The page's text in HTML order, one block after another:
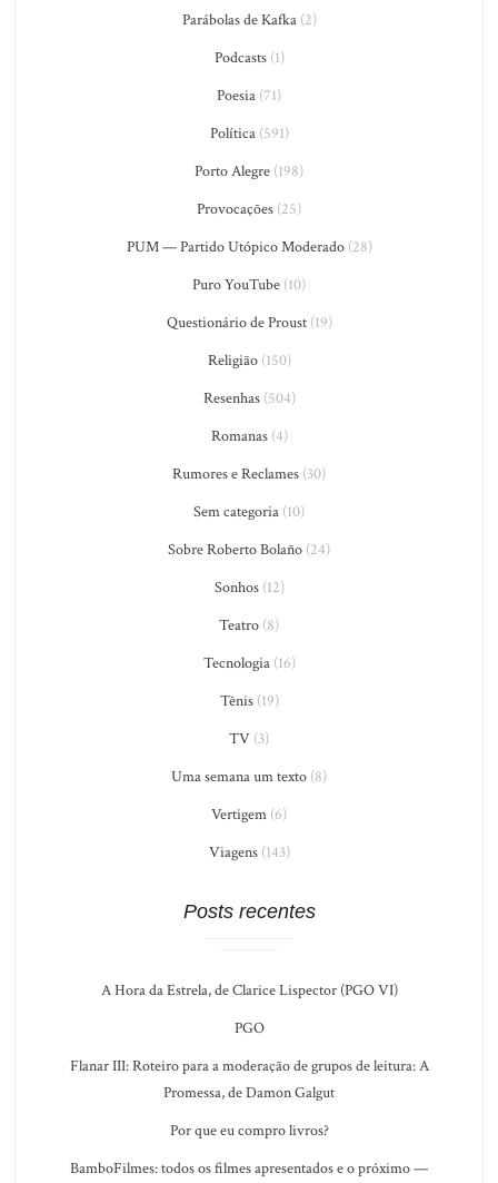
Parábolas de Kafka(2)
Podcasts(1)
Poesia (71)
Política(591)
Porto Alegre (198)
Provocações (25)
PUM — Partido Utópico Moderado(28)
Puro YouTube (10)
Questionário de Proust(19)
Religião(150)
Resenhas(504)
Romanas(4)
Rumores e Reclames (30)
Sem categoria (10)
Sobre Roberto Bolaño (24)
Sonhos(12)
Teatro (8)
Tecnologia(16)
Tênis(19)
TV (3)
Uma semana um texto (8)
Vertigem (6)
Viagens(143)
Posts recentes
A Hora da Estrela, de Clarice Lispector (PGO VI)
PGO
Flanar III: Roteiro para a moderação de grupos de leitura: A
Promessa, de Damon Galgut
Por que eu compro livros?
BamboFilmes: todos os filmes apresentados e o próximo —